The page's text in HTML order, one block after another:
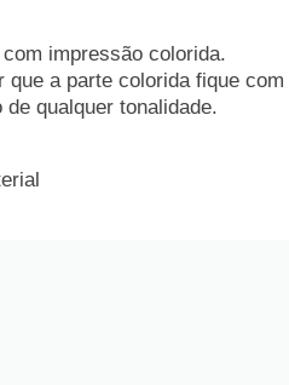
impressão colorida.
a parte colorida fique com
qualquer tonalidade.